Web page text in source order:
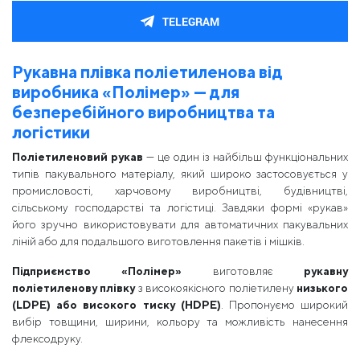
TELEGRAM
Рукавна плівка поліетиленова від
виробника «Полімер» — для
безперебійного виробництва та
логістики
Поліетиленовий рукав — це один із найбільш функціональних
типів пакувального матеріалу, який широко застосовується у
промисловості, харчовому виробництві, будівництві,
сільському господарстві та логістиці. Завдяки формі «рукав»
його зручно використовувати для автоматичних пакувальних
ліній або для подальшого виготовлення пакетів і мішків.
Підприємство «Полімер» виготовляє рукавну
поліетиленову плівкуз високоякісного поліетилену низького
(LDPE) або високого тиску (HDPE) . Пропонуємо широкий
вибір товщини, ширини, кольору та можливість нанесення
флексодруку.